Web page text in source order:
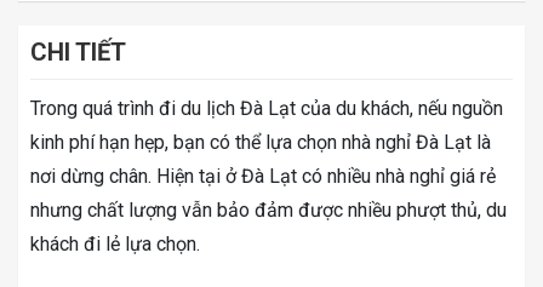
CHI TIẾT
Trong quá trình đi du lịch Đà Lạt của du khách, nếu nguồn
kinh phí hạn hẹp, bạn có thể lựa chọn nhà nghỉ Đà Lạt là
nơi dừng chân. Hiện tại ở Đà Lạt có nhiều nhà nghỉ giá rẻ
nhưng chất lượng vẫn bảo đảm được nhiều phượt thủ, du
khách đi lẻ lựa chọn.